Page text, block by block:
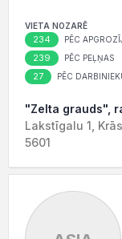
VIETA NOZARĒ
234 PĒC
239 PĒC PEĻŅAS
27 PĒC
"Zelta grauds",
Lakstīgalu 1,
5601